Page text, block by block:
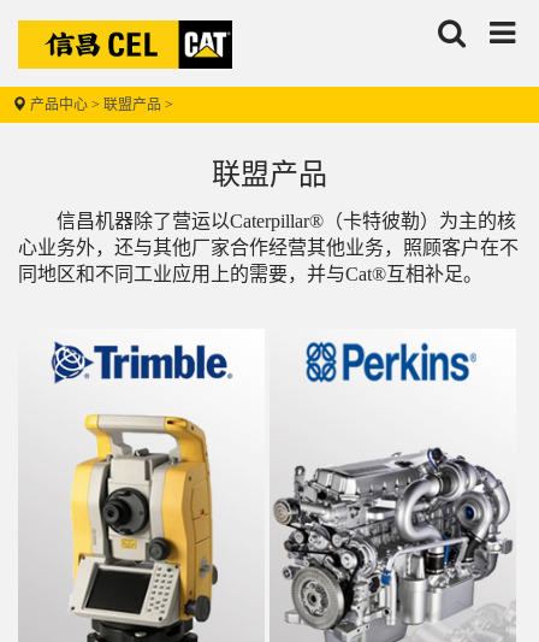
信
搜
产品中心 > 联盟产品 >
联盟产品
信昌机器除了营运以Caterpillar®（卡特彼勒）为主的核
心业务外，还与其他厂家合作经营其他业务，照顾客户在不
同地区和不同工业应用上的需要，并与Cat®互相补足。